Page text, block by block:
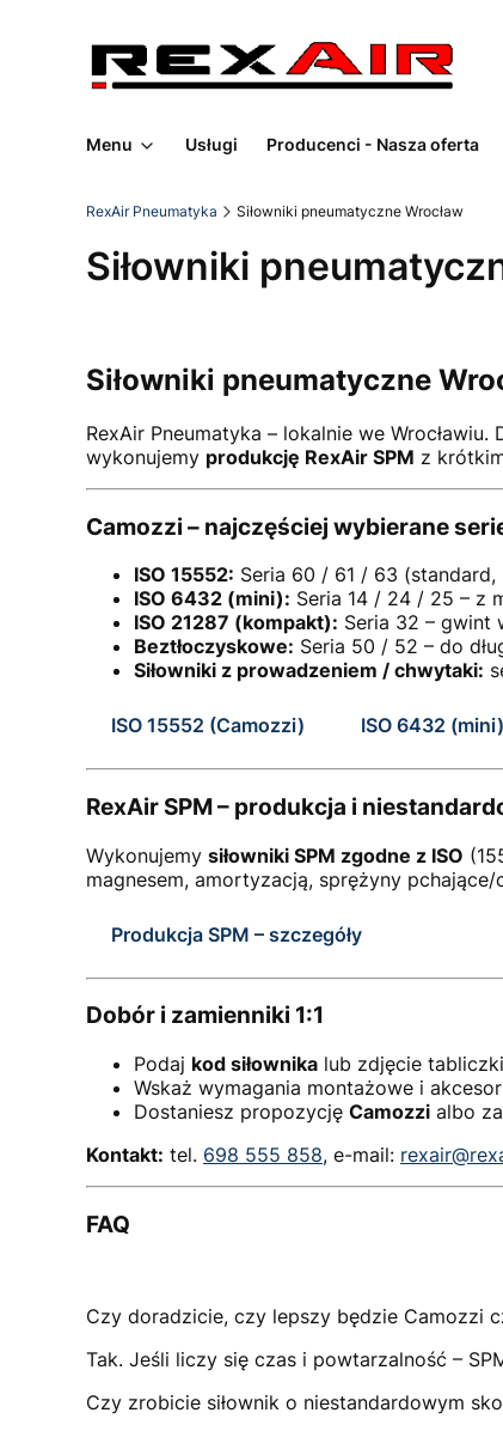
Menu Usługi Producenci - Nasza oferta
RexAir Pneumatyka Siłowniki pneumatyczne Wrocław
Siłowniki
Siłowniki pneumatyczne
RexAir Pneumatyka – lokalnie we
wykonujemy produkcję RexAir SPM z
Camozzi – najczęściej wybierane
ISO 15552: Seria 60 / 61 / 63
ISO 6432 (mini): Seria 14 / 24 / 25 – z
ISO 21287 (kompakt): Seria 32 – gwint
Beztłoczyskowe: Seria 50 / 52 – do
Siłowniki z prowadzeniem / chwytaki:
ISO 15552 (Camozzi) ISO 6432 (mini)
RexAir SPM – produkcja i
Wykonujemy siłowniki SPM zgodne z ISO
magnesem, amortyzacją, sprężyny
Produkcja SPM – szczegóły
Dobór i zamienniki 1:1
Podaj kod siłownika lub zdjęcie
Wskaż wymagania montażowe i
Dostaniesz propozycję Camozzi albo
Kontakt: tel. 698 555 858, e-mail:
FAQ
Czy doradzicie, czy lepszy będzie Camozzi
Tak. Jeśli liczy się czas i powtarzalność –
Czy zrobicie siłownik o niestandardowym